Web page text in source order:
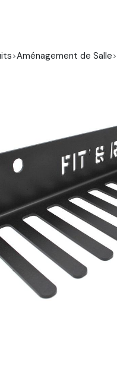
Aménagement de Salle